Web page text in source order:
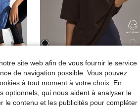
ajusté, débardeur de gym
10
MUSERA
Entrepôt UE Musera Sport T-shirt en polaire surdimensionné au toucher doux Padel Vêtements de sport d'hiver Actifs Sport Gym Entraînement Été
17,49€
site web afin de vous fournir le service
de navigation possible. Vous pouvez
à tout moment à votre choix. En
optionnels, qui nous aident à analyser le
le contenu et les publicités pour compléter